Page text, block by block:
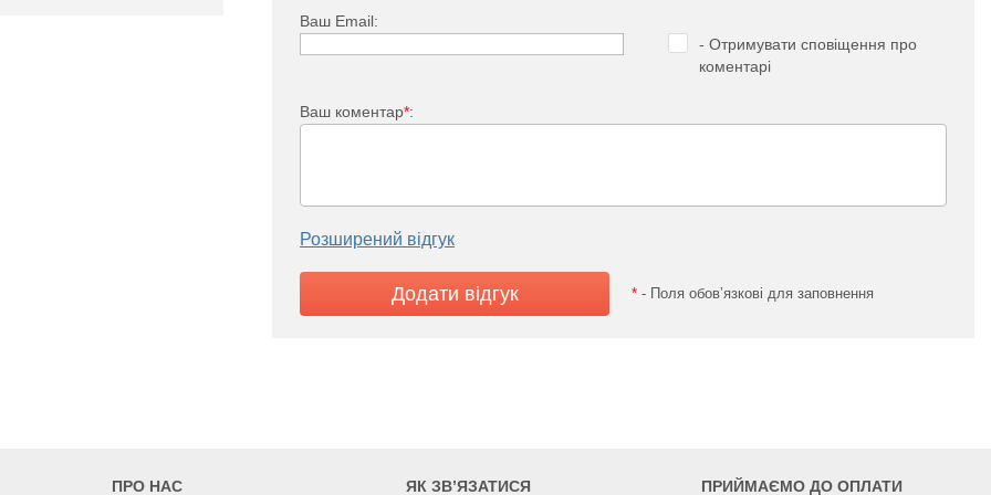
75 SWS 1,2-45-0,37
Ваш Email:
- Отримувати сповіщення про
коментарі
Ваш коментар*:
Розширений відгук
* - Поля обов’язкові для заповнення
ПРО НАС ЯК ЗВ’ЯЗАТИСЯ ПРИЙМАЄМО ДО ОПЛАТИ